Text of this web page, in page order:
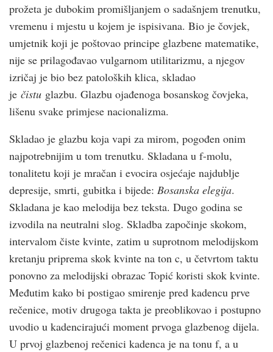
prožeta je dubokim promišljanjem o sadašnjem trenutku,
vremenu i mjestu u kojem je ispisivana. Bio je čovjek,
umjetnik koji je poštovao principe glazbene matematike,
nije se prilagođavao vulgarnom utilitarizmu, a njegov
izričaj je bio bez patoloških klica, skladao
je čistu glazbu. Glazbu ojađenoga bosanskog čovjeka,
lišenu svake primjese nacionalizma.
Skladao je glazbu koja vapi za mirom, pogođen onim
najpotrebnijim u tom trenutku. Skladana u f-molu,
tonalitetu koji je mračan i evocira osjećaje najdublje
depresije, smrti, gubitka i bijede: Bosanska elegija.
Skladana je kao melodija bez teksta. Dugo godina se
izvodila na neutralni slog. Skladba započinje skokom,
intervalom čiste kvinte, zatim u suprotnom melodijskom
kretanju priprema skok kvinte na ton c, u četvrtom taktu
ponovno za melodijski obrazac Topić koristi skok kvinte.
Međutim kako bi postigao smirenje pred kadencu prve
rečenice, motiv drugoga takta je preoblikovao i postupno
uvodio u kadencirajući moment prvoga glazbenog dijela.
U prvoj glazbenoj rečenici kadenca je na tonu f, a u